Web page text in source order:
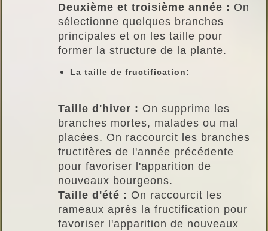
Deuxième et troisième année : On
sélectionne quelques branches
principales et on les taille pour
former la structure de la plante.
La taille de fructification:
Taille d'hiver : On supprime les
branches mortes, malades ou mal
placées. On raccourcit les branches
fructifères de l'année précédente
pour favoriser l'apparition de
nouveaux bourgeons.
Taille d'été : On raccourcit les
rameaux après la fructification pour
favoriser l'apparition de nouveaux